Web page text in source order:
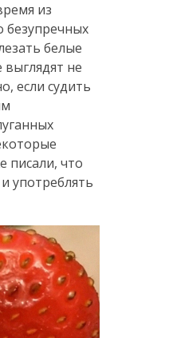
из
белые
не
если судить
писали, что
употреблять